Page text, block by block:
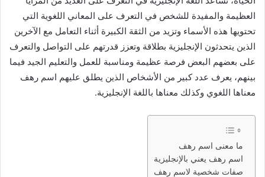
العظيمة والمفيدة للشخص في التعرف على المعاني اللغوية التي
تحتويها هذه الأسماء وتزيد من الثقة الكبيرة أثناء التعامل مع الآخرين
الذين يتحدثون الإنجليزية بطلاقة وتعزز قدرتهم على التواصل والتعرف
على بعضهم البعض فرصة عظيمة ومناسبة للعمل والتعليم الجيد فيما
بينهم، يعرف عدد كبير من الأشخاص الذين يطلق عليهم اسم رهف
معناها اللغوي وكذلك معناها باللغة الإنجليزية.
ما معنى اسم رهف
اسم رهف يعني بالإنجليزية
صفات شخصية لاسم رهف